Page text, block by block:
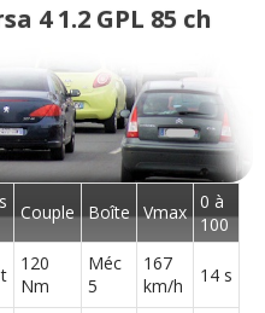
4 1.2 GPL 85 ch
Couple Boîte Vmax 0 à
100
120
Nm
Méc
5
167
km/h
14 s